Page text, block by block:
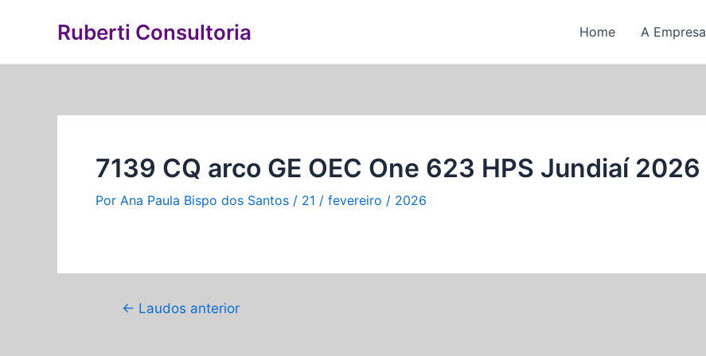
conteúdo
Ruberti Consultoria Home A Empresa
7139 CQ arco GE OEC One 623 HPS Jundiaí 2026
Por Ana Paula Bispo dos Santos / 21 / fevereiro / 2026
de
← Laudos anterior